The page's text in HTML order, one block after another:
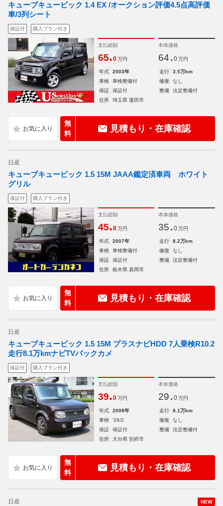
キューブキュービック 1.4 EX /オークション評価4.5点高評価
車/3列シート
保証付 購入プラン付き
支払総額
65.0 万円
本体価格
64. 0 万円
年式 2003年 走行
3.5万km
車検
車検整備付 修復
なし
保証
保証付 整備
法定整備付
住所
埼玉県 蓮田市
無
料
見積もり・在庫確認
日産
キューブキュービック 1.5 15M JAAA鑑定済車両 ホワイト
グリル
保証付 購入プラン付き
支払総額
45.8 万円
本体価格
35. 0 万円
年式 2007年 走行
8.2万km
車検
車検整備付 修復
なし
保証
保証付 整備
法定整備付
住所
栃木県 真岡市
無
料
見積もり・在庫確認
日産
キューブキュービック 1.5 15M プラスナビHDD 7人乗検R10.2
走行8.1万kmナビTVバックカメ
保証付 購入プラン付き
支払総額
39.0 万円
本体価格
29. 0 万円
年式 2008年 走行
8.1万km
車検
'28/2 修復
なし
保証
保証付 整備
法定整備付
住所
大分県 別府市
無
料
見積もり・在庫確認
NEW
日産